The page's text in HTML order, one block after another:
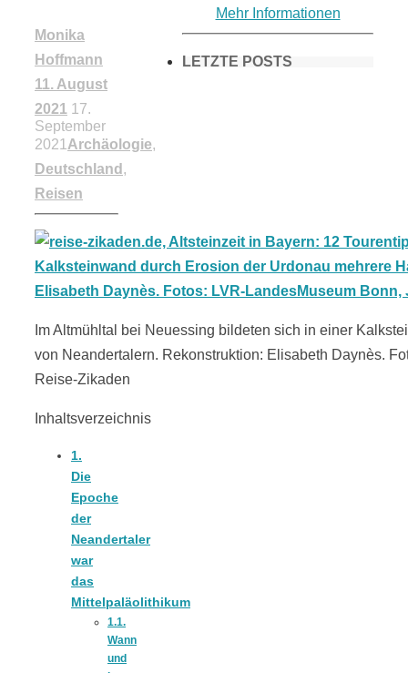
Monika
Hoffmann
11. August
2021 17.
September
2021 Archäologie,
Deutschland ,
Reisen
Im Altmühltal bei Neuessing bildeten sich in einer
von Neandertalern. ​Rekonstruktion: Elisabeth Daynès.
Reise-Zikaden
Inhaltsverzeichnis
1.
Die
Epoche
der
Neandertaler
war
das
Mittelpaläolithikum
1.1.
Wann
und
Mehr Informationen
LETZTE POSTS
Umgebung:
18 Lieblings-
Ausflugsziele